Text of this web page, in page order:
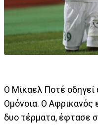
Ο Μίκαελ Ποτέ
Ομόνοια. Ο Αφρικανός
δυο τέρματα, έφτασε